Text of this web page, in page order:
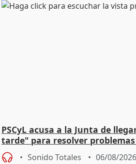
PSCyL acusa a la Junta de
tarde" para resolver
Sonido Totales 06/08/2026